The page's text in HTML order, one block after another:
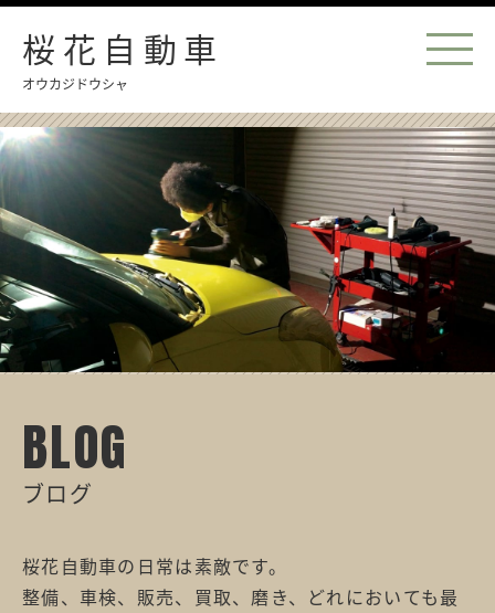
桜花自動車
オウカジドウシャ
BLOG
ブログ
桜花自動車の日常は素敵です。
整備、車検、販売、買取、磨き、どれにおいても最